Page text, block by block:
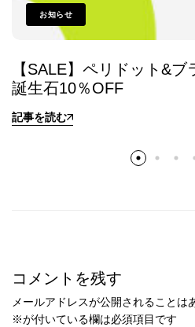
お知らせ
【SALE】ペリドット&
誕生石10％OFF
記事を読む
コメントを残す
メールアドレスが公開されることは
※が付いている欄は必須項目です